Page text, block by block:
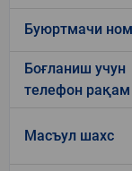
Буюртмачи
Боғланиш учун
телефон рақам
Масъул шахс